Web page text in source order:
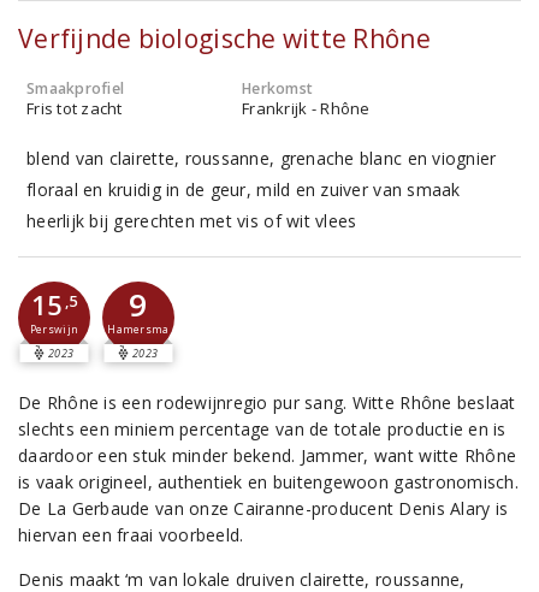
Verfijnde biologische witte Rhône
Smaakprofiel
Fris tot zacht
Herkomst
Frankrijk - Rhône
blend van clairette, roussanne, grenache blanc en viognier
floraal en kruidig in de geur, mild en zuiver van smaak
heerlijk bij gerechten met vis of wit vlees
15 ,5
Perswijn
2023
9
Hamersma
2023
De Rhône is een rodewijnregio pur sang. Witte Rhône beslaat
slechts een miniem percentage van de totale productie en is
daardoor een stuk minder bekend. Jammer, want witte Rhône
is vaak origineel, authentiek en buitengewoon gastronomisch.
De La Gerbaude van onze Cairanne-producent Denis Alary is
hiervan een fraai voorbeeld.
Denis maakt ‘m van lokale druiven clairette, roussanne,